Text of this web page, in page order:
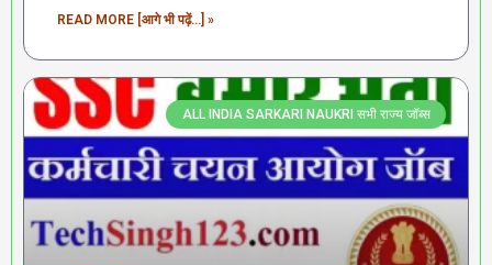
READ MORE [आगे भी पढ़ें...] »
ALL INDIA SARKARI NAUKRI सभी राज्य जॉब्स